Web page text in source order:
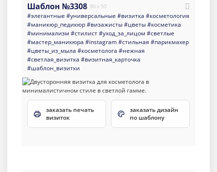
Шаблон №3308 90 x 50
#элегантные #универсальные #визитка #косметология
#маникюр_педикюр#визажисты#цветы#косметика
#минимализм #стилист#уход_за_лицом #светлые
#мастер_маникюра #instagram#стильная #парикмахер
#цветы_из_мыла #косметолога #нежная
#светлая_визитка #визитная_карточка
#шаблон_визитки
заказать печать
визиток
заказать дизайн
по шаблону